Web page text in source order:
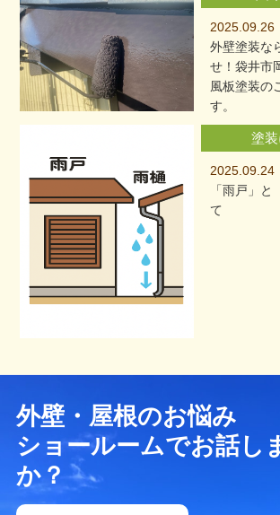
2025.09.26
外壁塗装な
せ！袋井市
風板塗装の
す。
塗
2025.09.24
「雨戸」
て
外壁・屋根のお悩み
ショールームでお話し
か？